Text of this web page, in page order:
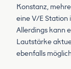
Konstanz,
eine V/E Station
Allerdings kann
Lautstärke
ebenfalls